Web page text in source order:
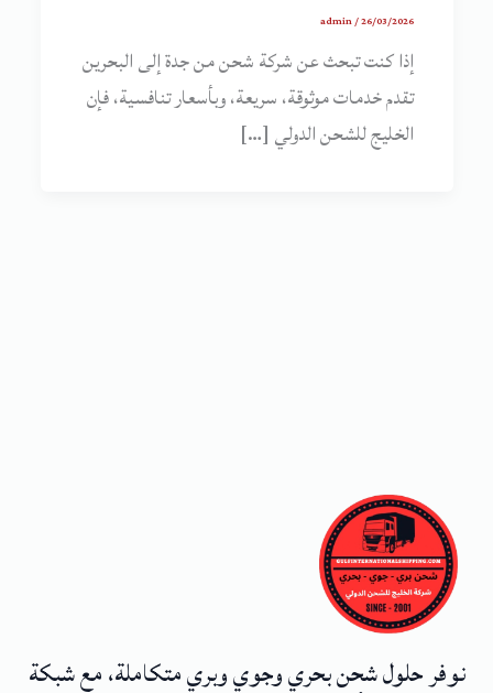
admin/26/03/2026
إذا كنت تبحث عن شركة شحن من جدة إلى البحرين
تقدم خدمات موثوقة، سريعة، وبأسعار تنافسية، فإن
الخليج للشحن الدولي […]
نوفر حلول شحن بحري وجوي وبري متكاملة، مع شبكة